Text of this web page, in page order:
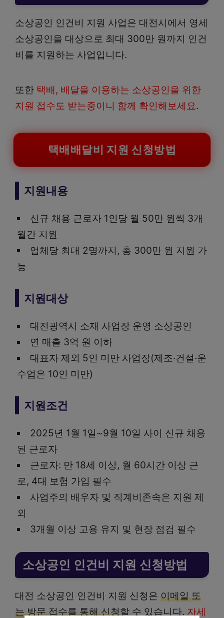
소상공인 인건비 지원 사업은 대전시에서 영세
소상공인을 대상으로 최대 300만 원까지 인건
비를 지원하는 사업입니다.
또한 택배, 배달을 이용하는 소상공인을 위한
지원 접수도 받는중이니 함께 확인해보세요.
택배배달비 지원 신청방법
지원내용
신규 채용 근로자 1인당 월 50만 원씩 3개
월간 지원
업체당 최대 2명까지, 총 300만 원 지원 가
능
지원대상
대전광역시 소재 사업장 운영 소상공인
연 매출 3억 원 이하
대표자 제외 5인 미만 사업장(제조·건설·운
수업은 10인 미만)
지원조건
2025년 1월 1일~9월 10일 사이 신규 채용
된 근로자
근로자: 만 18세 이상, 월 60시간 이상 근
로, 4대 보험 가입 필수
사업주의 배우자 및 직계비존속은 지원 제
외
3개월 이상 고용 유지 및 현장 점검 필수
소상공인 인건비 지원 신청방법
대전 소상공인 인건비 지원 신청은 이메일 또
는 방문 접수를 통해 신청할 수 있습니다. 자세